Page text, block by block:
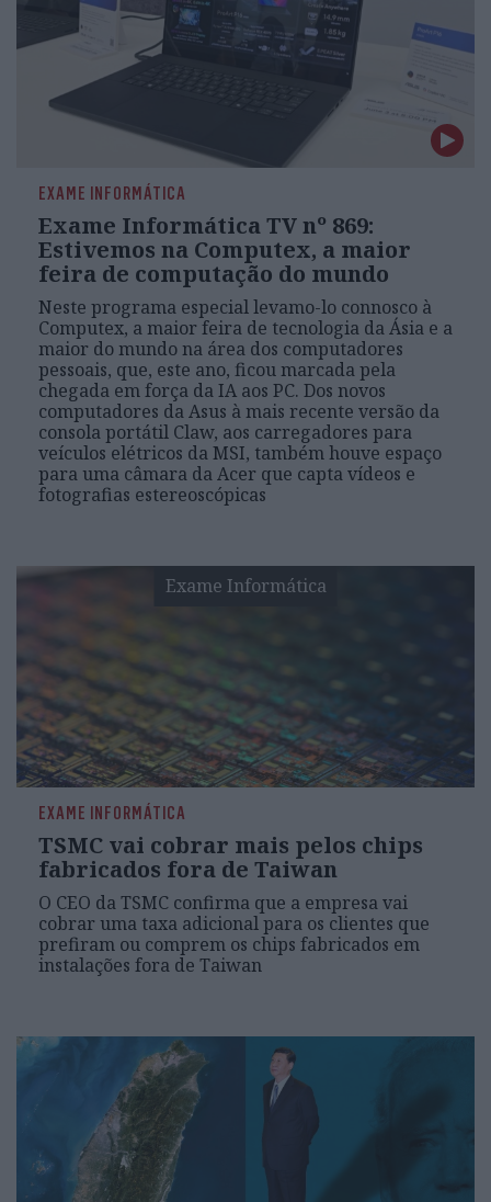
EXAME INFORMÁTICA
Exame Informática TV nº 869:
Estivemos na Computex, a maior
feira de computação do mundo
Neste programa especial levamo-lo connosco à
Computex, a maior feira de tecnologia da Ásia e a
maior do mundo na área dos computadores
pessoais, que, este ano, ficou marcada pela
chegada em força da IA aos PC. Dos novos
computadores da Asus à mais recente versão da
consola portátil Claw, aos carregadores para
veículos elétricos da MSI, também houve espaço
para uma câmara da Acer que capta vídeos e
fotografias estereoscópicas
Exame Informática
EXAME INFORMÁTICA
TSMC vai cobrar mais pelos chips
fabricados fora de Taiwan
O CEO da TSMC confirma que a empresa vai
cobrar uma taxa adicional para os clientes que
prefiram ou comprem os chips fabricados em
instalações fora de Taiwan